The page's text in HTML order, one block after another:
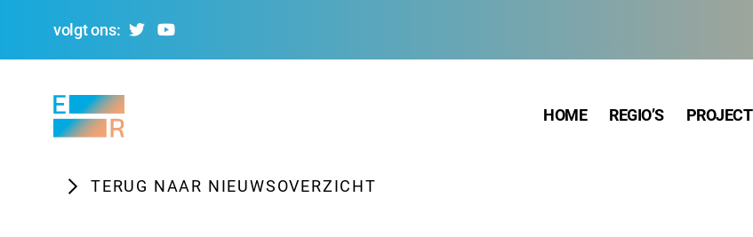
volgt ons:
HOME REGIO’S PROJECT
TERUG NAAR NIEUWSOVERZICHT